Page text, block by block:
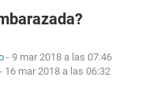
- 9 mar 2018 a las 07:46
- 16 mar 2018 a las 06:32